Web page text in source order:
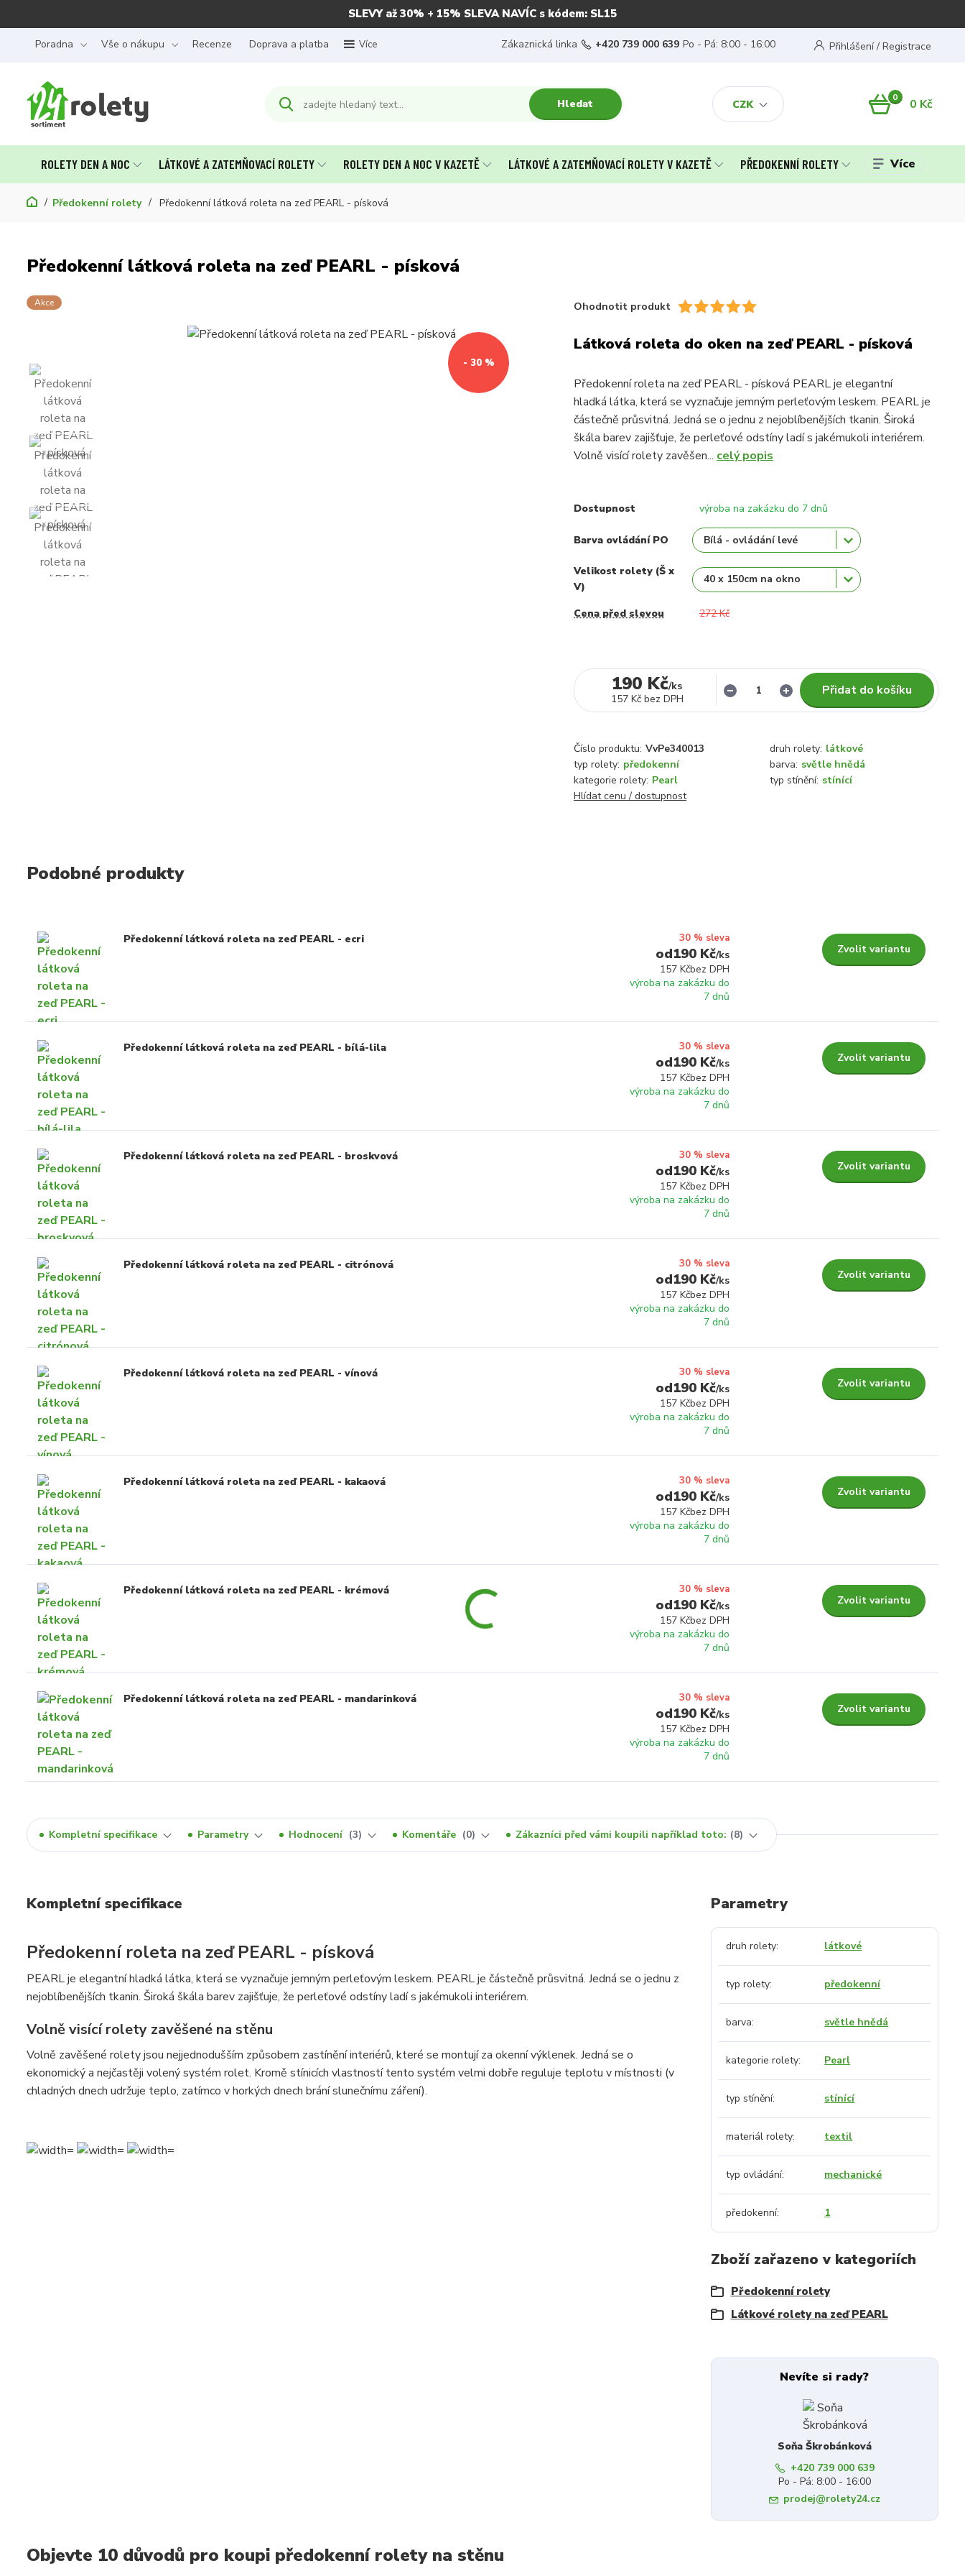
SLEVY až 30% + 15% SLEVA NAVÍC s kódem: SL15
Poradna Vše o nákupu Recenze Doprava a platba Více
CZK
Přihlášení / Registrace
Hledat
Zákaznická linka +420 739 000 639 Po - Pá: 8:00 - 16:00
0 0 Kč
ROLETY DEN A NOC LÁTKOVÉ A ZATEMŇOVACÍ ROLETY ROLETY DEN A NOC V KAZETĚ LÁTKOVÉ A ZATEMŇOVACÍ ROLETY V KAZETĚ PŘEDOKENNÍ ROLETY Více
Předokenní rolety Předokenní látková roleta na zeď PEARL - písková
Předokenní látková roleta na zeď PEARL - písková
Akce
- 30 %
Ohodnotit produkt
Látková roleta do oken na zeď PEARL - písková
Předokenní roleta na zeď PEARL - písková PEARL je elegantní
hladká látka, která se vyznačuje jemným perleťovým leskem. PEARL je
částečně průsvitná. Jedná se o jednu z nejoblíbenějších tkanin. Široká
škála barev zajišťuje, že perleťové odstíny ladí s jakémukoli interiérem.
Volně visící rolety zavěšen... celý popis
Dostupnost výroba na zakázku do 7 dnů
Barva ovládání PO
Velikost rolety (Š x
V)
Cena před slevou
272 Kč
190 Kč/ks
157 Kč bez DPH
Přidat do košíku
Číslo produktu: VvPe340013 druh rolety: látkové
typ rolety: předokenní barva: světle hnědá
kategorie rolety: Pearl typ stínění: stínící
Hlídat cenu / dostupnost
Podobné produkty
Předokenní látková roleta na zeď PEARL - ecri 30 % sleva
190 Kč/ks
157 Kčbez DPH
výroba na zakázku do
7 dnů
Zvolit variantu
Předokenní látková roleta na zeď PEARL - bílá-lila 30 % sleva
190 Kč/ks
157 Kčbez DPH
výroba na zakázku do
7 dnů
Zvolit variantu
Předokenní látková roleta na zeď PEARL - broskvová 30 % sleva
190 Kč/ks
157 Kčbez DPH
výroba na zakázku do
7 dnů
Zvolit variantu
Předokenní látková roleta na zeď PEARL - citrónová 30 % sleva
190 Kč/ks
157 Kčbez DPH
výroba na zakázku do
7 dnů
Zvolit variantu
Předokenní látková roleta na zeď PEARL - vínová 30 % sleva
190 Kč/ks
157 Kčbez DPH
výroba na zakázku do
7 dnů
Zvolit variantu
Předokenní látková roleta na zeď PEARL - kakaová 30 % sleva
190 Kč/ks
157 Kčbez DPH
výroba na zakázku do
7 dnů
Zvolit variantu
Předokenní látková roleta na zeď PEARL - krémová 30 % sleva
190 Kč/ks
157 Kčbez DPH
výroba na zakázku do
7 dnů
Zvolit variantu
Předokenní látková roleta na zeď PEARL - mandarinková 30 % sleva
190 Kč/ks
157 Kčbez DPH
výroba na zakázku do
7 dnů
Zvolit variantu
Kompletní specifikace Parametry Hodnocení 3 Komentáře 0 Zákazníci před vámi koupili například toto: 8
Kompletní specifikace
Předokenní roleta na zeď PEARL - písková
PEARL je elegantní hladká látka, která se vyznačuje jemným perleťovým leskem. PEARL je částečně průsvitná. Jedná se o jednu z
nejoblíbenějších tkanin. Široká škála barev zajišťuje, že perleťové odstíny ladí s jakémukoli interiérem.
Volně visící rolety zavěšené na stěnu
Volně zavěšené rolety jsou nejjednodušším způsobem zastínění interiérů, které se montují za okenní výklenek. Jedná se o
ekonomický a nejčastěji volený systém rolet. Kromě stínicích vlastností tento systém velmi dobře reguluje teplotu v místnosti (v
chladných dnech udržuje teplo, zatímco v horkých dnech brání slunečnímu záření).
Objevte 10 důvodů pro koupi předokenní rolety na stěnu
Parametry
druh rolety látkové
typ rolety předokenní
barva světle hnědá
kategorie rolety Pearl
typ stínění stínící
materiál rolety textil
typ ovládání mechanické
předokenní 1
Zboží zařazeno v kategoriích
Předokenní rolety
Látkové rolety na zeď PEARL
Nevíte si rady?
Soňa Škrobánková
+420 739 000 639
Po - Pá: 8:00 - 16:00
prodej@rolety24.cz